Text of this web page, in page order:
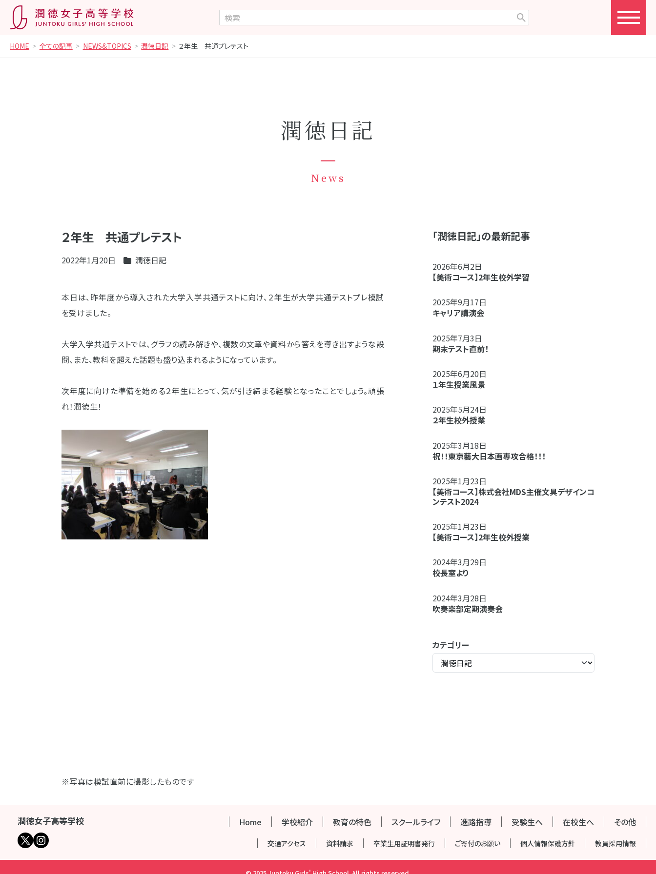
HOME 全ての記事 NEWS&TOPICS 潤徳日記 ２年生 共通プレテスト
潤徳日記
News
２年生 共通プレテスト
2022年1月20日 潤徳日記
本日は、昨年度から導入された大学入学共通テストに向け、２年生が大学共通テストプレ模試
を受けました。
大学入学共通テストでは、グラフの読み解きや、複数の文章や資料から答えを導き出すような設
問、また、教科を超えた話題も盛り込まれるようになっています。
次年度に向けた準備を始める２年生にとって、気が引き締まる経験となったことでしょう。頑張
れ！潤徳生！
※写真は模試直前に撮影したものです
「潤徳日記」の最新記事
2026年6月2日
【美術コース】2年生校外学習
2025年9月17日
キャリア講演会
2025年7月3日
期末テスト直前！
2025年6月20日
１年生授業風景
2025年5月24日
２年生校外授業
2025年3月18日
祝！！東京藝大日本画専攻合格！！！
2025年1月23日
【美術コース】株式会社MDS主催文具デザインコ
ンテスト2024
2025年1月23日
【美術コース】2年生校外授業
2024年3月29日
校長室より
2024年3月28日
吹奏楽部定期演奏会
カテゴリー
潤徳女子高等学校 Home 学校紹介 教育の特色 スクールライフ 進路指導 受験生へ 在校生へ その他
交通アクセス 資料請求 卒業生用証明書発行 ご寄付のお願い 個人情報保護方針 教員採用情報